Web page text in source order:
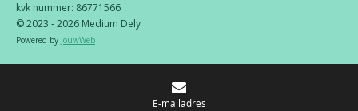
kvk nummer: 86771566
© 2023 - 2026 Medium Dely
Powered by JouwWeb
E-mailadres